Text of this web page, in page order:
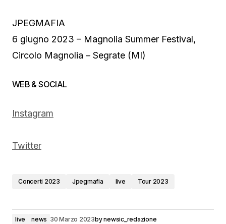
JPEGMAFIA
6 giugno 2023 – Magnolia Summer Festival,
Circolo Magnolia – Segrate (MI)
WEB & SOCIAL
Instagram
Twitter
Concerti 2023 Jpegmafia live Tour 2023
live news 30 Marzo 2023bynewsic_redazione